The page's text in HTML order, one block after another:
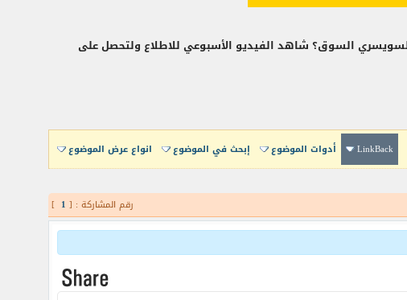
المركزي السويسري السوق؟ شاهد الفيديو الأسبوعي للاطلاع ولتحصل على
LinkBack أدوات الموضوع إبحث في الموضوع انواع عرض الموضوع
رقم المشاركة : [ 1
]